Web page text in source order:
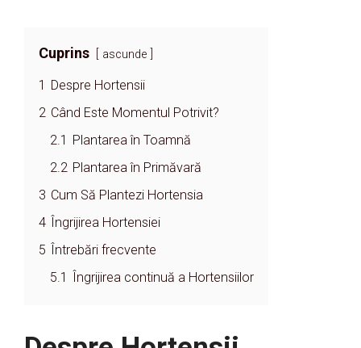
Cuprins ascunde
1
Despre Hortensii
2 Când Este Momentul Potrivit?
2.1
Plantarea în Toamnă
2.2 Plantarea în Primăvară
3 Cum Să Plantezi Hortensia
4
Îngrijirea Hortensiei
5
Întrebări frecvente
5.1
Îngrijirea continuă a Hortensiilor